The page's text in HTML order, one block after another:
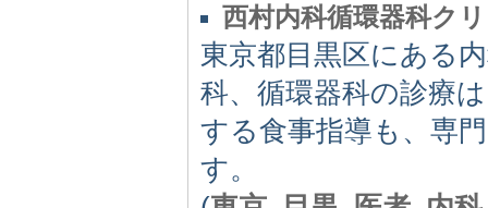
西村内科循環器科ク
東京都目黒区にある
科、循環器科の診療
する食事指導も、専
す。